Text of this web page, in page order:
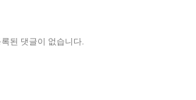
록된 댓글이 없습니다.